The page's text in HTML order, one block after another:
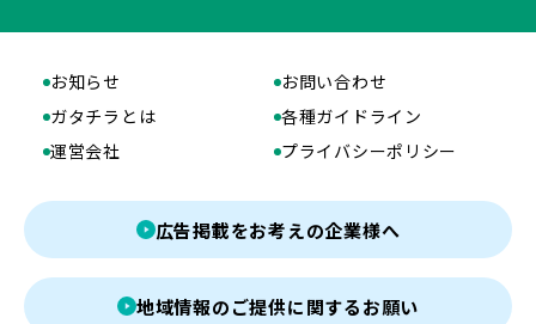
お知らせ
お問い合わせ
ガタチラとは
各種ガイドライン
運営会社
プライバシーポリシー
広告掲載をお考えの企業様へ
地域情報のご提供に関するお願い